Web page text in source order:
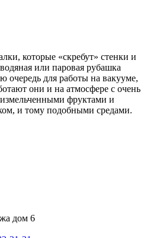
которые «скребут» стенки и
или паровая рубашка
очередь для работы на вакууме,
они и на атмосфере с очень
фруктами и
и тому подобными средами.
дом 6